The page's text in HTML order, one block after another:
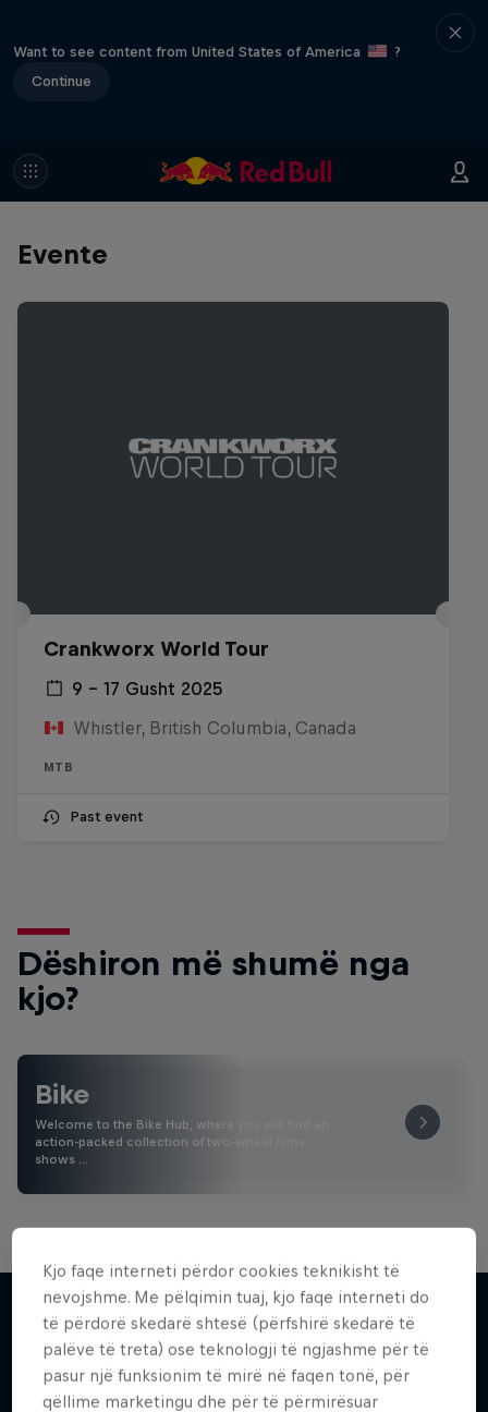
Want to see content from United States of America
?
Continue
Evente
Crankworx World Tour
9 – 17 Gusht 2025
Whistler, British Columbia, Canada
MTB
Past event
Dëshiron më shumë nga
kjo?
Bike
Welcome to the Bike Hub, where you will find an
action-packed collection of two-wheel films,
shows …
Më shumë si kjo
Kjo faqe interneti përdor cookies teknikisht të
nevojshme. Me pëlqimin tuaj, kjo faqe interneti do
të përdorë skedarë shtesë (përfshirë skedarë të
palëve të treta) ose teknologji të ngjashme për të
pasur një funksionim të mirë në faqen tonë, për
qëllime marketingu dhe për të përmirësuar